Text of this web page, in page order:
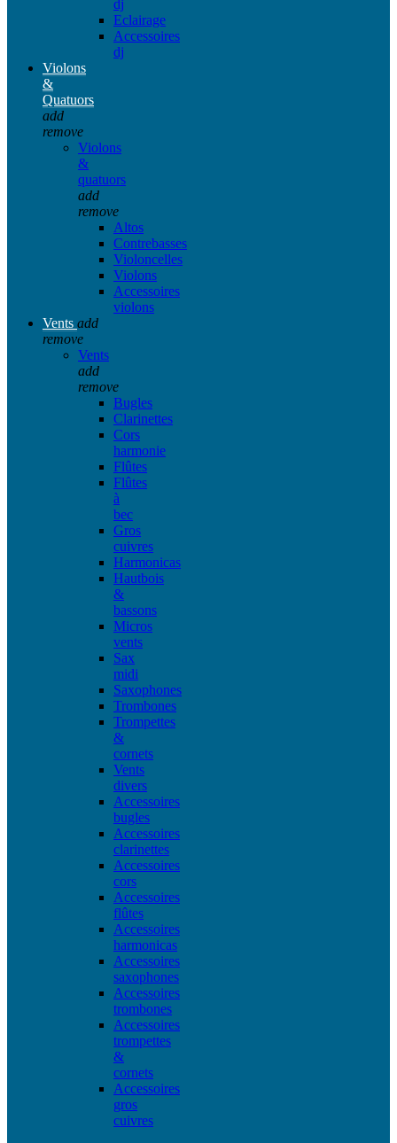
dj
Eclairage
Accessoires
dj
Violons
&
Quatuors
add
remove
Violons
&
quatuors
add
remove
Altos
Contrebasses
Violoncelles
Violons
Accessoires
violons
Vents add
remove
Vents
add
remove
Bugles
Clarinettes
Cors
harmonie
Flûtes
Flûtes
à
bec
Gros
cuivres
Harmonicas
Hautbois
&
bassons
Micros
vents
Sax
midi
Saxophones
Trombones
Trompettes
&
cornets
Vents
divers
Accessoires
bugles
Accessoires
clarinettes
Accessoires
cors
Accessoires
flûtes
Accessoires
harmonicas
Accessoires
saxophones
Accessoires
trombones
Accessoires
trompettes
&
cornets
Accessoires
gros
cuivres